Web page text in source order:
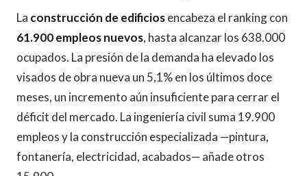
La construcción de edificiosencabeza el ranking con
61.900 empleos nuevos, hasta alcanzar los 638.000
ocupados. La presión de la demanda ha elevado los
visados de obra nueva un 5,1% en los últimos doce
meses, un incremento aún insuficiente para cerrar el
déficit del mercado. La ingeniería civil suma 19.900
empleos y la construcción especializada —pintura,
fontanería, electricidad, acabados— añade otros